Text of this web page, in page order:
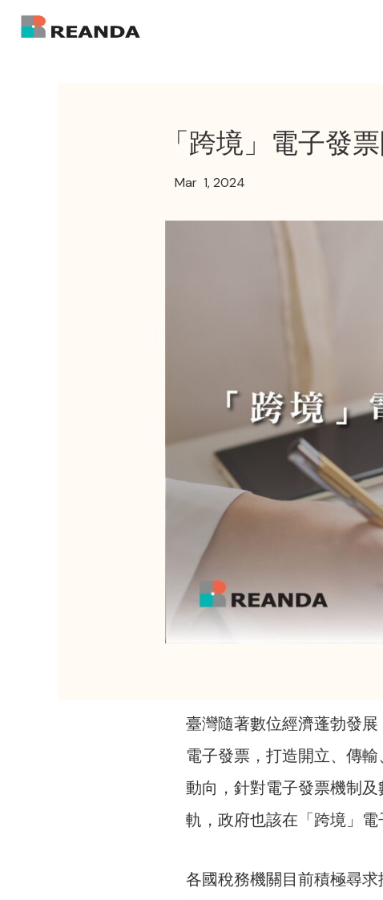
「跨境」電子發
Mar 1, 2024
臺灣隨著數位經濟蓬勃發
電子發票，打造開立、傳
動向，針對電子發票機制
軌，政府也該在「跨境」電
各國稅務機關目前積極尋